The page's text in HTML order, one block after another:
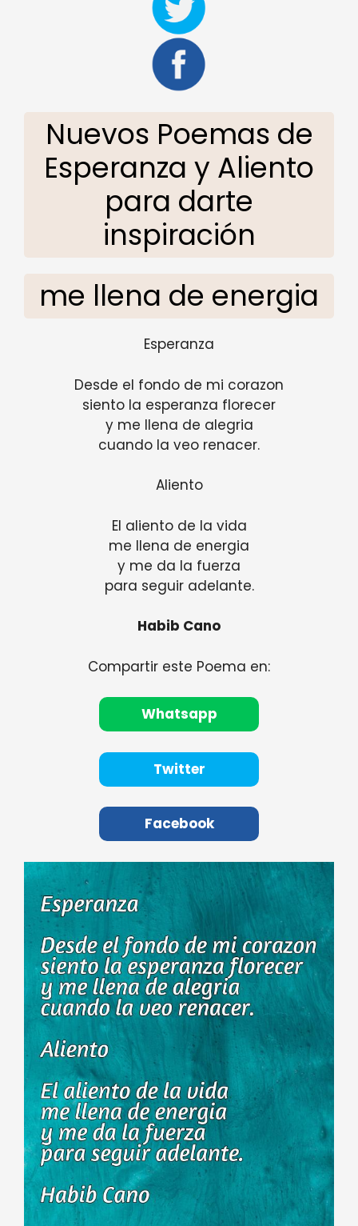
Nuevos Poemas de
Esperanza y Aliento
para darte
inspiración
me llena de energia
Esperanza
Desde el fondo de mi corazon
siento la esperanza florecer
y me llena de alegria
cuando la veo renacer.
Aliento
El aliento de la vida
me llena de energia
y me da la fuerza
para seguir adelante.
Habib Cano
Compartir este Poema en:
Whatsapp
Twitter
Facebook